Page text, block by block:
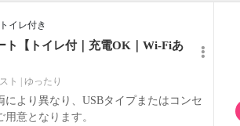
トイレ付き
ト【トイレ付｜充電OK｜Wi-Fiあ
ト ゆったり
により異なり、USBタイプまたはコンセ
意となります。